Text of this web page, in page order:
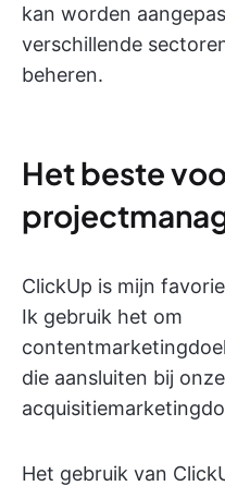
kan worden
verschillende
beheren.
Het beste
ClickUp is mijn
Ik gebruik het om
die aansluiten bij
Het gebruik van